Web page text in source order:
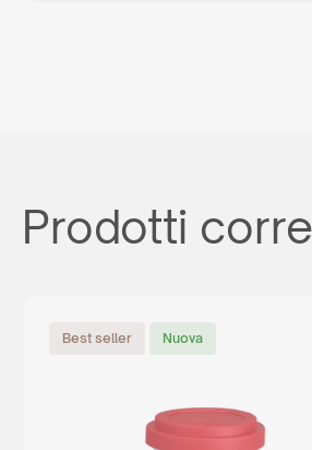
Prodotti
Best seller Nuova